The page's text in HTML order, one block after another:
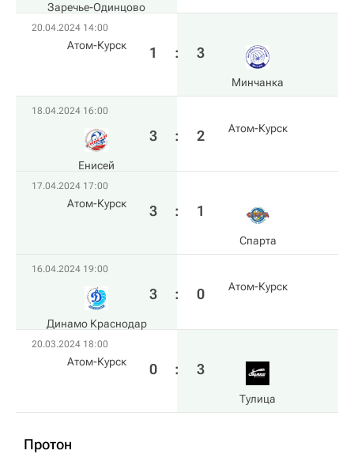
Заречье-Одинцово
20.04.2024 14:00
Атом-Курск 1 : 3
Минчанка
18.04.2024 16:00
Енисей
3 : 2 Атом-Курск
17.04.2024 17:00
Атом-Курск 3 : 1
Спарта
16.04.2024 19:00
Динамо Краснодар
3 : 0 Атом-Курск
20.03.2024 18:00
Атом-Курск 0 : 3
Тулица
Протон